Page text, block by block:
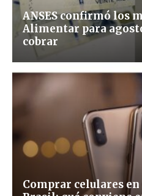
ANSES confirmó los
Alimentar para
cobrar
Comprar celulares